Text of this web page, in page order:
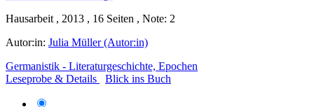
Hausarbeit , 2013 , 16 Seiten , Note: 2
Autor:in: Julia Müller (Autor:in)
Germanistik - Literaturgeschichte, Epochen
Leseprobe & Details
Blick ins Buch